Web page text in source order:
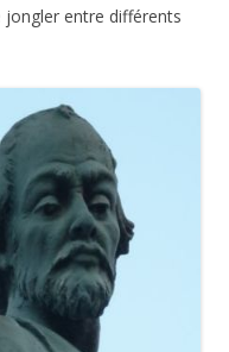
entre différents